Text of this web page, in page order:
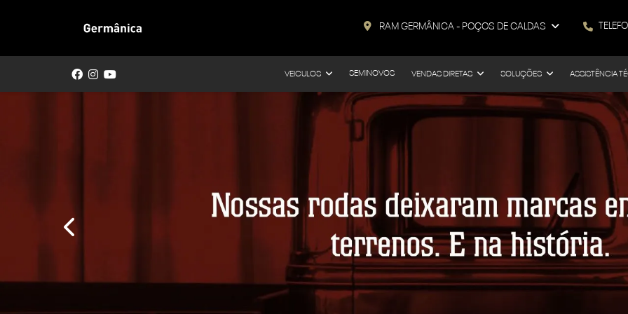
RAM GERMÂNICA - POÇOS DE CALDAS
VEICULOS SEMINOVOS VENDAS DIRETAS SOLUÇÕES ASSISTÊNCIA
templates.template-01.components.carousel.texts.control_prev